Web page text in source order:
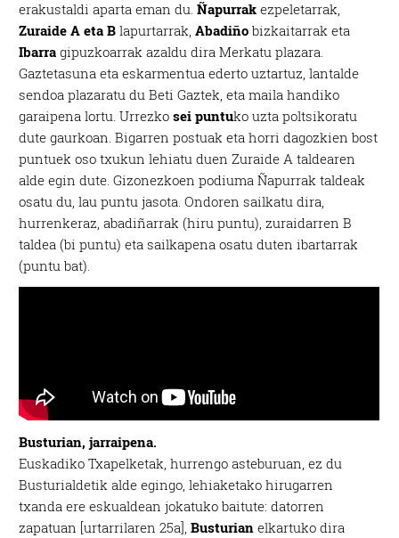
erakustaldi aparta eman du.Ñapurrak ezpeletarrak,
Zuraide A eta B lapurtarrak,Abadiño bizkaitarrak eta
Ibarra gipuzkoarrak azaldu dira Merkatu plazara.
Gaztetasuna eta eskarmentua ederto uztartuz, lantalde
sendoa plazaratu du Beti Gaztek, eta maila handiko
garaipena lortu. Urrezkosei puntuko uzta poltsikoratu
dute gaurkoan. Bigarren postuak eta horri dagozkien bost
puntuek oso txukun lehiatu duen Zuraide A taldearen
alde egin dute. Gizonezkoen podiuma Ñapurrak taldeak
osatu du, lau puntu jasota. Ondoren sailkatu dira,
hurrenkeraz, abadiñarrak (hiru puntu), zuraidarren B
taldea (bi puntu) eta sailkapena osatu duten ibartarrak
(puntu bat).
Busturian, jarraipena.
Euskadiko Txapelketak, hurrengo asteburuan, ez du
Busturialdetik alde egingo, lehiaketako hirugarren
txanda ere eskualdean jokatuko baitute: datorren
zapatuan [urtarrilaren 25a],Busturian elkartuko dira